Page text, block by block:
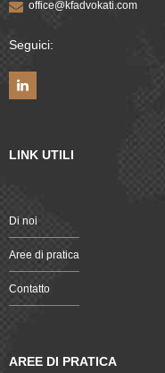
office@kfadvokati.com
Seguici:
LINK UTILI
Di noi
Aree di pratica
Contatto
AREE DI PRATICA